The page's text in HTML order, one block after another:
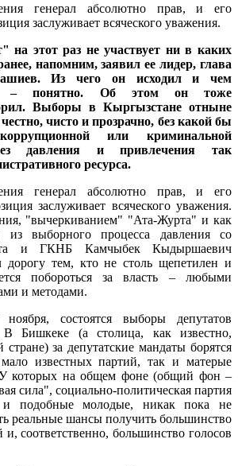
генерал абсолютно прав, и его
заслуживает всяческого уважения.
этот раз не участвует ни в каких
напомним, заявил ее лидер, глава
Из чего он исходил и чем
– понятно. Об этом он тоже
Выборы в Кыргызстане отныне
чисто и прозрачно, без какой бы
или криминальной
давления и привлечения так
ресурса.
генерал абсолютно прав, и его
заслуживает всяческого уважения.
"вычеркиванием" "Ата-Журта" и как
из выборного процесса давления со
и ГКНБ Камчыбек Кыдыршаевич
дорогу тем, кто не столь щепетилен и
побороться за власть – любыми
и методами.
состоятся выборы депутатов
Бишкеке (а столица, как известно,
за депутатские мандаты борятся
мало известных партий, так и матерые
У которых на общем фоне (общий фон –
сила", социально-политическая партия
и подобные молодые, никак пока не
реальные шансы получить большинство
и, соответственно, большинство голосов